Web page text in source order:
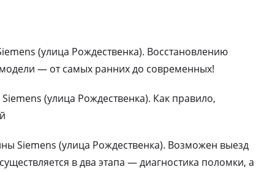
(улица Рождественка). Восстановлению
— от самых ранних до современных!
(улица Рождественка). Как правило,
Siemens (улица Рождественка). Возможен выезд
в два этапа — диагностика поломки, а